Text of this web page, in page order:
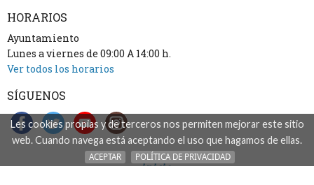
Les cookies propias y de terceros nos permiten mejorar este sitio
web. Cuando navega está aceptando el uso que hagamos de ellas.
ACEPTAR POLÍTICA DE PRIVACIDAD
HORARIOS
Ayuntamiento
Lunes a viernes de 09:00 A 14:00 h.
Ver todos los horarios
SÍGUENOS
inicio